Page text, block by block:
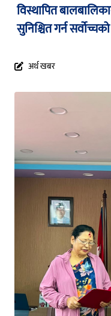
विस्थापित
सुनिश्चित गर्न
अर्थ खबर